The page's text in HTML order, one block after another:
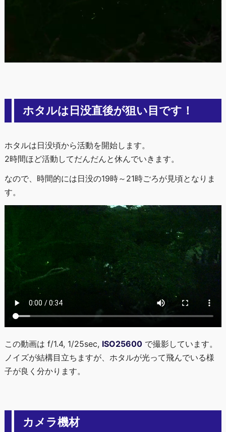
ホタルは日没直後が狙い目です！
ホタルは日没頃から活動を開始します。
2時間ほど活動してだんだんと休んでいきます。
なので、時間的には日没の19時～21時ごろが見頃となりま
す。
この動画は f/1.4, 1/25sec, ISO25600で撮影しています。
ノイズが結構目立ちますが、ホタルが光って飛んでいる様
子が良く分かります。
カメラ機材